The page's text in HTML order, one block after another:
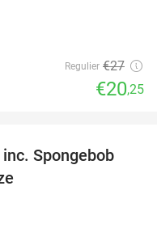
Regulier €27
€20,25
27%
Spongebob